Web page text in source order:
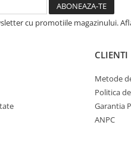
cu promotiile magazinului.
CLIENTI
Metode
Politica
Garantia
ANPC